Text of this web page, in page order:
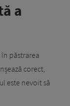
a
păstrarea
corect,
este nevoit să